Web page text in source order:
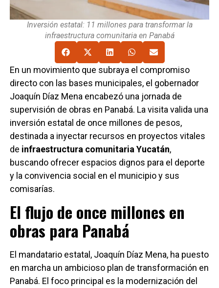
Inversión estatal: 11 millones para transformar la
infraestructura comunitaria en Panabá
En un movimiento que subraya el compromiso
directo con las bases municipales, el gobernador
Joaquín Díaz Mena encabezó una jornada de
supervisión de obras en Panabá. La visita valida una
inversión estatal de once millones de pesos,
destinada a inyectar recursos en proyectos vitales
de infraestructura comunitaria Yucatán,
buscando ofrecer espacios dignos para el deporte
y la convivencia social en el municipio y sus
comisarías.
El flujo de once millones en
obras para Panabá
El mandatario estatal, Joaquín Díaz Mena, ha puesto
en marcha un ambicioso plan de transformación en
Panabá. El foco principal es la modernización del